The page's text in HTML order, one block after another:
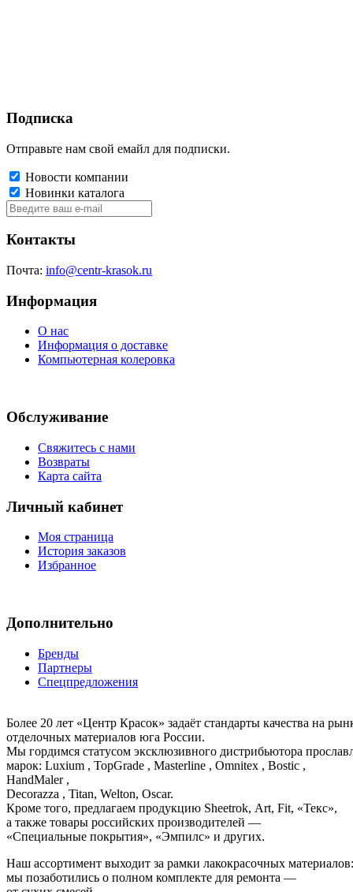
Подписка
Отправьте нам свой емайл для подписки.
Новости компании
Новинки каталога
Контакты
Почта: info@centr-krasok.ru
Информация
О нас
Информация о доставке
Компьютерная колеровка
Обслуживание
Свяжитесь с нами
Возвраты
Карта сайта
Личный кабинет
Моя страница
История заказов
Избранное
Дополнительно
Бренды
Партнеры
Спецпредложения
Более 20 лет «Центр Красок» задаёт стандарты качества на
отделочных материалов юга России.
Мы гордимся статусом эксклюзивного дистрибьютора
марок: Luxium , TopGrade , Masterline , Omnitex , Bostic ,
HandMaler ,
Decorazza , Titan, Welton, Oscar.
Кроме того, предлагаем продукцию Sheetrok, Art, Fit, «Текс»,
а также товары российских производителей —
«Специальные покрытия», «Эмпилс» и других.
Наш ассортимент выходит за рамки лакокрасочных
мы позаботились о полном комплекте для ремонта —